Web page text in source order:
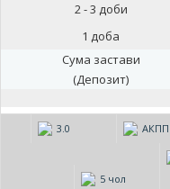
2 - 3 доби
1 доба
Сума застави
(Депозит)
3.0 АКПП
5 чол